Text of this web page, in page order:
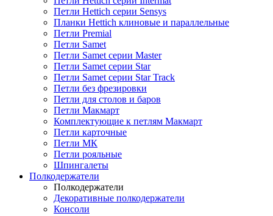
Петли Hettich серии Sensys
Планки Hettich клиновые и параллельные
Петли Premial
Петли Samet
Петли Samet серии Master
Петли Samet серии Star
Петли Samet серии Star Track
Петли без фрезировки
Петли для столов и баров
Петли Макмарт
Комплектующие к петлям Макмарт
Петли карточные
Петли МК
Петли рояльные
Шпингалеты
Полкодержатели
Полкодержатели
Декоративные полкодержатели
Консоли